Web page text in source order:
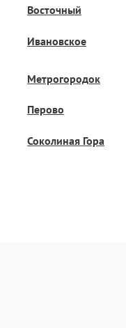
Восточный
Ивановское
Метрогородок
Перово
Соколиная Гора